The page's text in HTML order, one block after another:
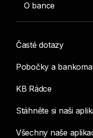
O bance
Časté dotazy
Pobočky a
KB Rádce
Stáhněte si naši
Všechny naše